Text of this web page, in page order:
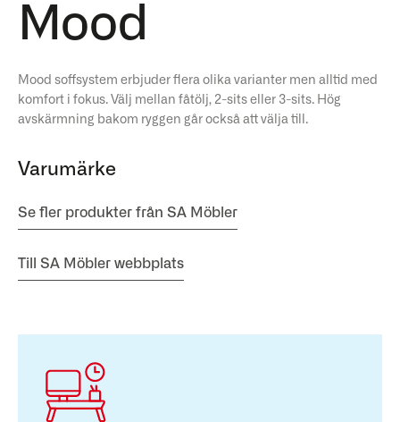
Mood
Mood soffsystem erbjuder flera olika varianter men alltid med
komfort i fokus. Välj mellan fåtölj, 2-sits eller 3-sits. Hög
avskärmning bakom ryggen går också att välja till.
Varumärke
Se fler produkter från SA Möbler
Till SA Möbler webbplats